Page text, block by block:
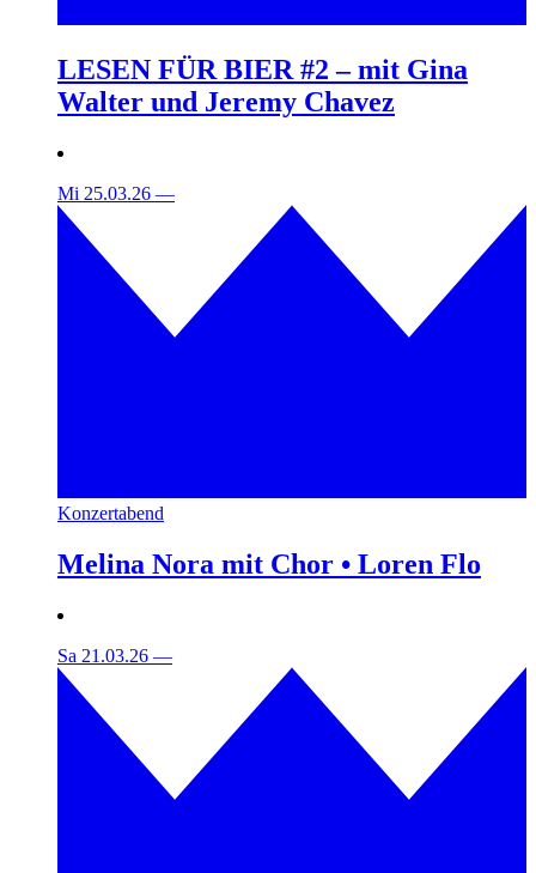
LESEN FÜR BIER #2 – mit Gina
Walter und Jeremy Chavez
Mi 25.03.26 —
Konzertabend
Melina Nora mit Chor • Loren Flo
Sa 21.03.26 —